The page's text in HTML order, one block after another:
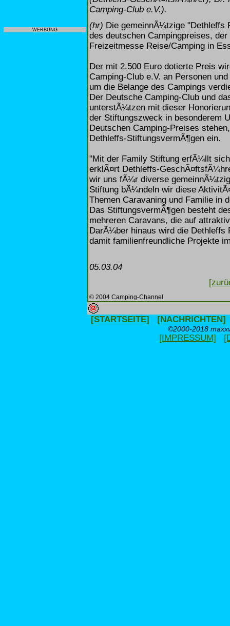
WERBUNG
Camping-Club e.V.).
(hr) Die gemeinnÃ¼tzige "Dethleffs
des deutschen Campingpreises,
Freizeitmesse Reise/Camping in
Der mit 2.500 Euro dotierte Preis
Camping-Club e.V. an Personen
um die Belange des Campings
Der Deutsche Camping-Club und
unterstÃ¼tzen mit dieser
der Stiftungszweck in besonderem
Deutschen Camping-Preises
Dethleffs-StiftungsvermÃ¶gen ein.
"Mit der Family Stiftung erfÃ¼llt
erklÃ¤rt Dethleffs-
wir uns fÃ¼r diverse
Stiftung bÃ¼ndeln wir diese
Themen Caravaning und Familie in
Das StiftungsvermÃ¶gen besteht
mehreren Caravans, die auf
DarÃ¼ber hinaus wird die Dethleffs
damit familienfreundliche Projekte
05.03.04
© 2004 Camping-Channel
[STARTSEITE] [NACHRICHTEN]
©2000-2018
[IMPRESSUM]